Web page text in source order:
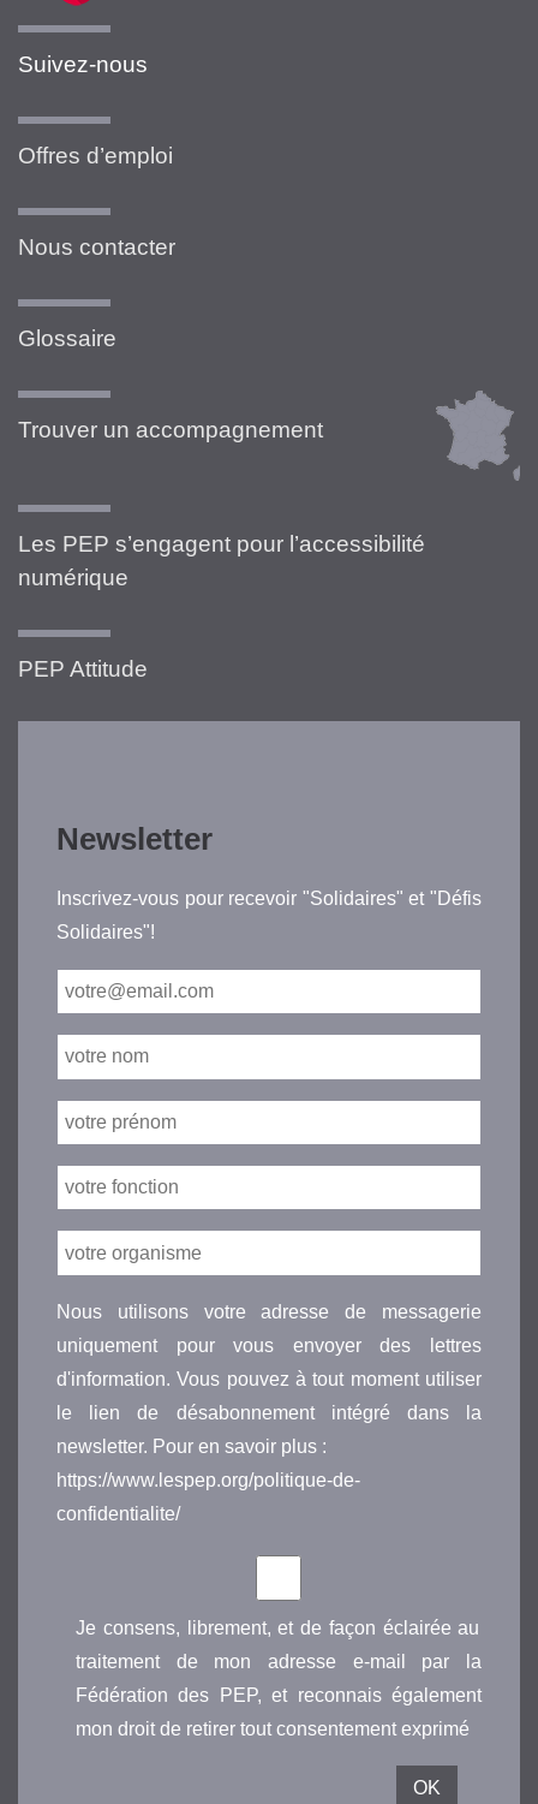
Suivez-nous
Offres d’emploi
Nous contacter
Glossaire
Trouver un accompagnement
Les PEP s’engagent pour l’accessibilité
numérique
PEP Attitude
Newsletter
Inscrivez-vous pour recevoir "Solidaires" et "Défis
Solidaires"!
Nous utilisons votre adresse de messagerie
uniquement pour vous envoyer des lettres
d'information. Vous pouvez à tout moment utiliser
le lien de désabonnement intégré dans la
newsletter. Pour en savoir plus :
https://www.lespep.org/politique-de-
confidentialite/
Je consens, librement, et de façon éclairée au
traitement de mon adresse e-mail par la
Fédération des PEP, et reconnais également
mon droit de retirer tout consentement exprimé